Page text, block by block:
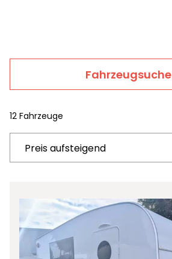
Fahrzeugsuche
12 Fahrzeuge